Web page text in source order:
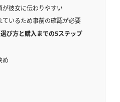
彼女に伝わりやすい
いるため事前の確認が必要
び方と購入までの5ステップ
め